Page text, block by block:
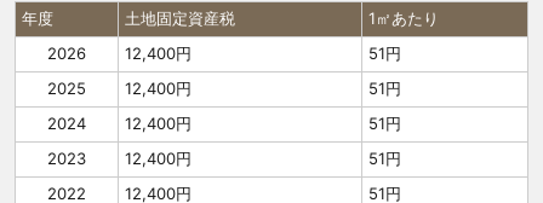
年度 土地固定資産税
1㎡あたり
2026
12,400円
51円
2025
12,400円
51円
2024
12,400円
51円
2023
12,400円
51円
2022
12,400円
51円